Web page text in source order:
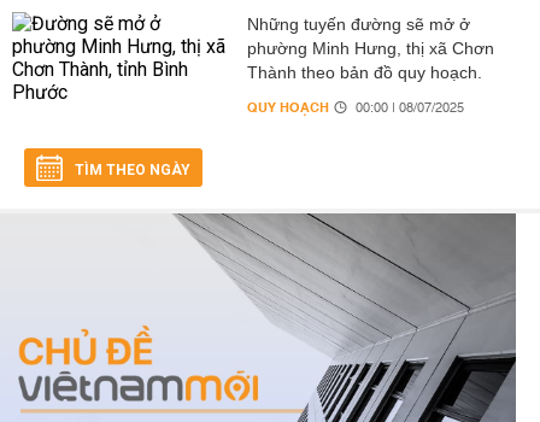
Những tuyến đường sẽ mở ở
phường Minh Hưng, thị xã Chơn
Thành theo bản đồ quy hoạch.
QUY HOẠCH 00:00 | 08/07/2025
TÌM THEO NGÀY